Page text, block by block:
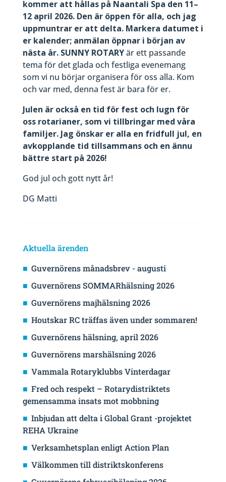
kommer att hållas på Naantali Spa den 11–
12 april 2026. Den är öppen för alla, och jag
uppmuntrar er att delta. Markera datumet i
er kalender; anmälan öppnar i början av
nästa år. SUNNY ROTARYär ett passande
tema för det glada och festliga evenemang
som vi nu börjar organisera för oss alla. Kom
och var med, denna fest är bara för er.
Julen är också en tid för fest och lugn för
oss rotarianer, som vi tillbringar med våra
familjer. Jag önskar er alla en fridfull jul, en
avkopplande tid tillsammans och en ännu
bättre start på 2026!
God jul och gott nytt år!
DG Matti
Aktuella ärenden
Guvernörens månadsbrev - augusti
Guvernörens SOMMARhälsning 2026
Guvernörens majhälsning 2026
Houtskar RC träffas även under sommaren!
Guvernörens hälsning, april 2026
Guvernörens marshälsning 2026
Vammala Rotaryklubbs Vinterdagar
Fred och respekt – Rotarydistriktets
gemensamma insats mot mobbning
Inbjudan att delta i Global Grant -projektet
REHA Ukraine
Verksamhetsplan enligt Action Plan
Välkommen till distriktskonferens